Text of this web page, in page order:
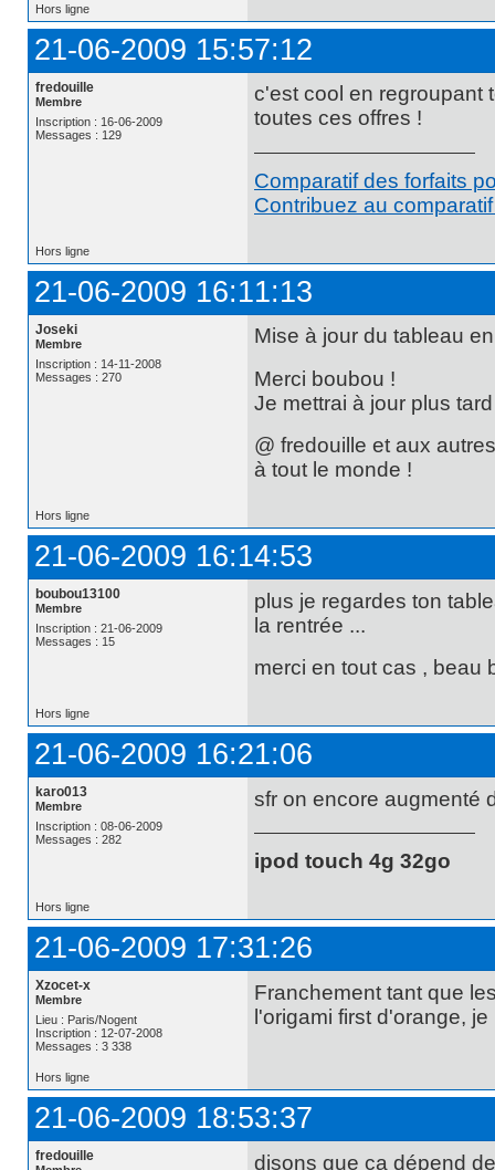
Hors ligne
21-06-2009 15:57:12
fredouille
Membre
Inscription : 16-06-2009
Messages : 129
c'est cool en regroupant
toutes ces offres !
Comparatif des forfaits
Contribuez au
Hors ligne
21-06-2009 16:11:13
Joseki
Membre
Inscription : 14-11-2008
Messages : 270
Mise à jour du tableau
Merci boubou !
Je mettrai à jour plus
@ fredouille et aux
à tout le monde !
Hors ligne
21-06-2009 16:14:53
boubou13100
Membre
Inscription : 21-06-2009
Messages : 15
plus je regardes ton
la rentrée ...
merci en tout cas , beau
Hors ligne
21-06-2009 16:21:06
karo013
Membre
Inscription : 08-06-2009
Messages : 282
sfr on encore augmenté
ipod touch 4g 32go
Hors ligne
21-06-2009 17:31:26
Xzocet-x
Membre
Lieu : Paris/Nogent
Inscription : 12-07-2008
Messages : 3 338
Franchement tant que
l'origami first d'orange,
Hors ligne
21-06-2009 18:53:37
fredouille
disons que ça dépend